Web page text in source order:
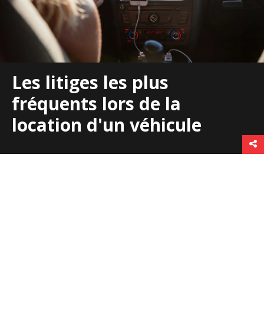
Les litiges les plus
fréquents lors de la
location d'un véhicule